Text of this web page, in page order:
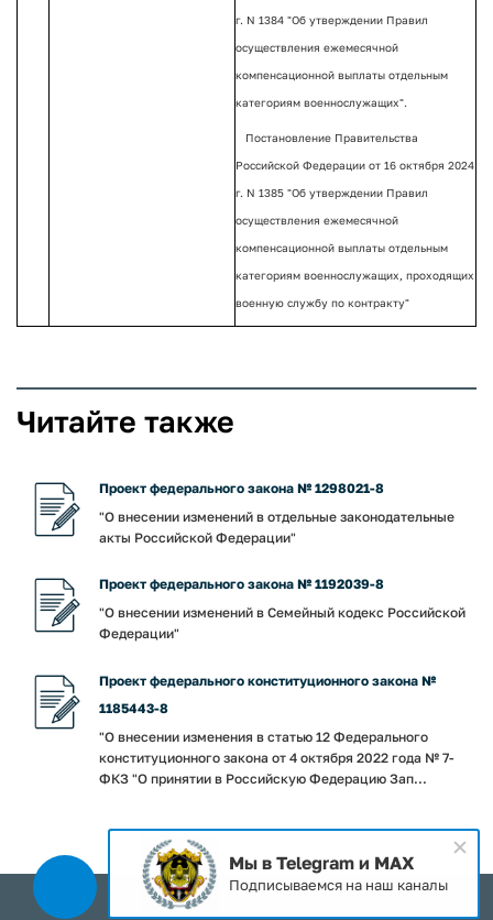
г. N 1384 "Об утверждении Правил
осуществления ежемесячной
компенсационной выплаты отдельным
категориям военнослужащих".
Постановление Правительства
Российской Федерации от 16 октября 2024
г. N 1385 "Об утверждении Правил
осуществления ежемесячной
компенсационной выплаты отдельным
категориям военнослужащих, проходящих
военную службу по контракту"
Читайте также
Проект федерального закона № 1298021-8
"О внесении изменений в отдельные законодательные
акты Российской Федерации"
Проект федерального закона № 1192039-8
"О внесении изменений в Семейный кодекс Российской
Федерации"
Проект федерального конституционного закона №
1185443-8
"О внесении изменения в статью 12 Федерального
конституционного закона от 4 октября 2022 года № 7-
ФКЗ "О принятии в Российскую Федерацию Зап...
Мы в Telegram и MAX
Подписываемся на наш каналы